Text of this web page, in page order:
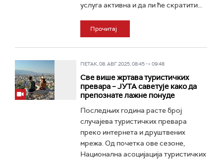
услуга активна и да ли ће скратити...
Прочитај
ПЕТАК, 08. АВГ 2025, 08:45 -> 09:48
Све више жртава туристичких
превара – ЈУТА саветује како да
препознате лажне понуде
Последњих година расте број
случајева туристичких превара
преко интернета и друштвених
мрежа. Од почетка ове сезоне,
Национална асоцијација туристичких